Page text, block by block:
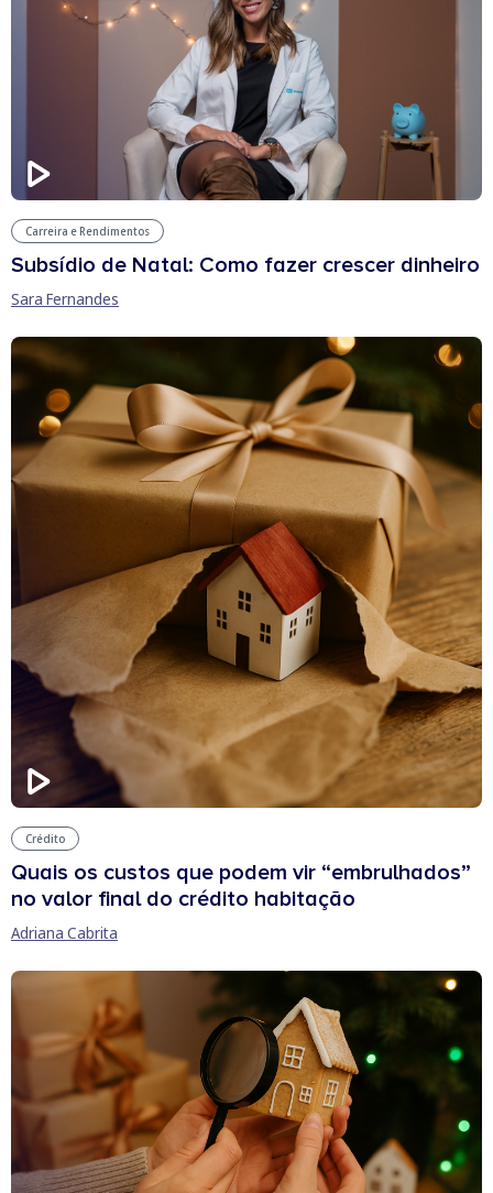
Carreira e Rendimentos
Subsídio de Natal: Como fazer crescer dinheiro
Sara Fernandes
Crédito
Quais os custos que podem vir “embrulhados”
no valor final do crédito habitação
Adriana Cabrita